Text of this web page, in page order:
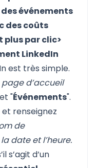
événements
des coûts
plus par clic>
LinkedIn
est très simple.
page d’accueil
"Événements".
et renseignez
de
date et l’heure.
s’agit d’un